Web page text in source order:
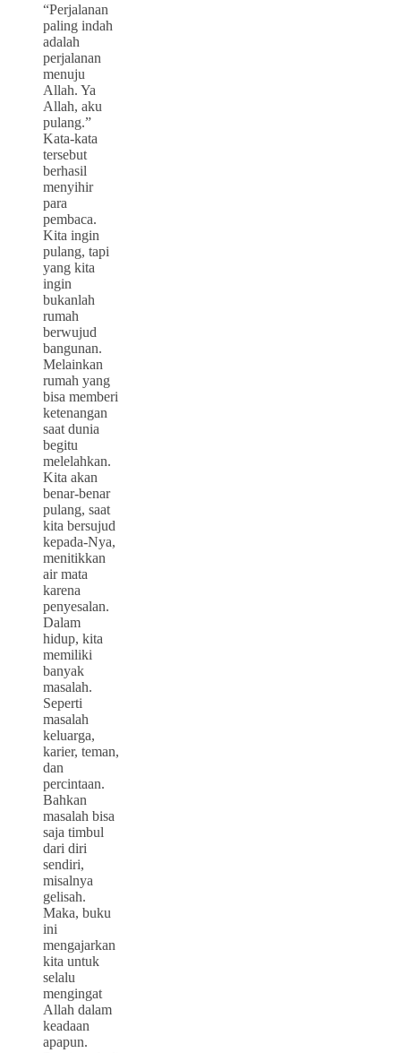
“Perjalanan
paling indah
adalah
perjalanan
menuju
Allah. Ya
Allah, aku
pulang.”
Kata-kata
tersebut
berhasil
menyihir
para
pembaca.
Kita ingin
pulang, tapi
yang kita
ingin
bukanlah
rumah
berwujud
bangunan.
Melainkan
rumah yang
bisa memberi
ketenangan
saat dunia
begitu
melelahkan.
Kita akan
benar-benar
pulang, saat
kita bersujud
kepada-Nya,
menitikkan
air mata
karena
penyesalan.
Dalam
hidup, kita
memiliki
banyak
masalah.
Seperti
masalah
keluarga,
karier, teman,
dan
percintaan.
Bahkan
masalah bisa
saja timbul
dari diri
sendiri,
misalnya
gelisah.
Maka, buku
ini
mengajarkan
kita untuk
selalu
mengingat
Allah dalam
keadaan
apapun.